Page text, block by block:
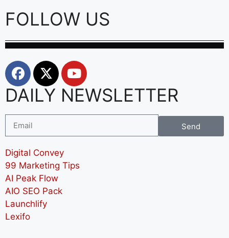
FOLLOW US
DAILY NEWSLETTER
Send
Digital Convey
99 Marketing Tips
AI Peak Flow
AIO SEO Pack
Launchlify
Lexifo